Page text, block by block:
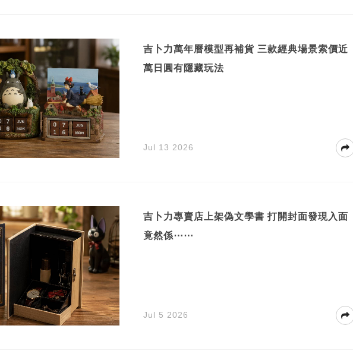
吉卜力萬年曆模型再補貨 三款經典場景索價近
萬日圓有隱藏玩法
Jul 13 2026
吉卜力專賣店上架偽文學書 打開封面發現入面
竟然係⋯⋯
Jul 5 2026